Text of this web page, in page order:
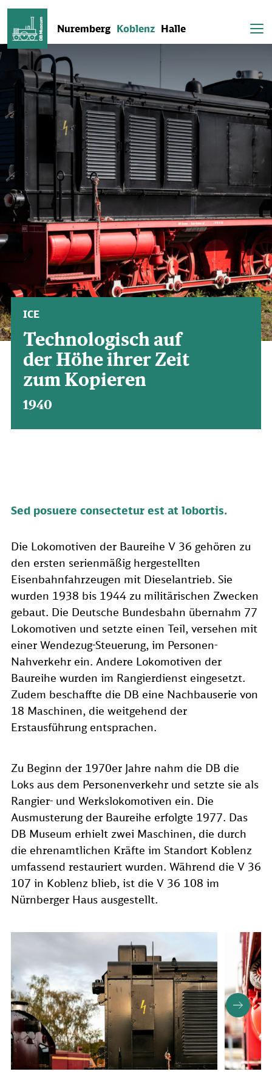
Nuremberg Koblenz Halle
ICE
Technologisch auf
der Höhe ihrer Zeit
zum Kopieren
1940
Sed posuere consectetur est at lobortis.
Die Lokomotiven der Baureihe V 36 gehören zu
den ersten serienmäßig hergestellten
Eisenbahnfahrzeugen mit Dieselantrieb. Sie
wurden 1938 bis 1944 zu militärischen Zwecken
gebaut. Die Deutsche Bundesbahn übernahm 77
Lokomotiven und setzte einen Teil, versehen mit
einer Wendezug-Steuerung, im Personen-
Nahverkehr ein. Andere Lokomotiven der
Baureihe wurden im Rangierdienst eingesetzt.
Zudem beschaffte die DB eine Nachbauserie von
18 Maschinen, die weitgehend der
Erstausführung entsprachen.
Zu Beginn der 1970er Jahre nahm die DB die
Loks aus dem Personenverkehr und setzte sie als
Rangier- und Werkslokomotiven ein. Die
Ausmusterung der Baureihe erfolgte 1977. Das
DB Museum erhielt zwei Maschinen, die durch
die ehrenamtlichen Kräfte im Standort Koblenz
umfassend restauriert wurden. Während die V 36
107 in Koblenz blieb, ist die V 36 108 im
Nürnberger Haus ausgestellt.